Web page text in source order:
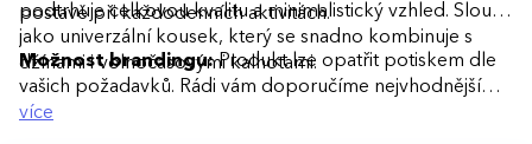
postavě při každodenních aktivitách.
podtrhuje celkovou kvalitu a minimalistický vzhled. Slouží
jako univerzální kousek, který se snadno kombinuje s
džínami i volnočasovými kalhotami.
Možnost brandingu:Produkt lze opatřit potiskem dle
vašich požadavků. Rádi vám doporučíme nejvhodnější
technologii potisku s ohledem na design i váš rozpočet.
více